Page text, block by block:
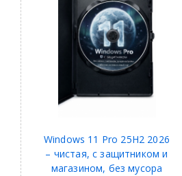
Windows 11 Pro 25H2 2026
– чистая, с защитником и
магазином, без мусора